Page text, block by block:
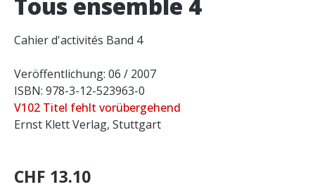
Cahier d'activités Band 4
Veröffentlichung: 06 / 2007
ISBN: 978-3-12-523963-0
V102 Titel fehlt vorübergehend
Ernst Klett Verlag, Stuttgart
CHF 13.10